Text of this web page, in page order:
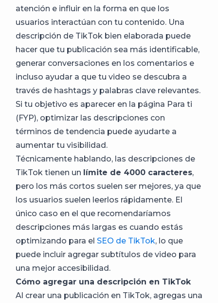
atención e influir en la forma en que los
usuarios interactúan con tu contenido. Una
descripción de TikTok bien elaborada puede
hacer que tu publicación sea más identificable,
generar conversaciones en los comentarios e
incluso ayudar a que tu video se descubra a
través de hashtags y palabras clave relevantes.
Si tu objetivo es aparecer en la página Para ti
(FYP), optimizar las descripciones con
términos de tendencia puede ayudarte a
aumentar tu visibilidad.
Técnicamente hablando, las descripciones de
TikTok tienen un límite de 4000 caracteres,
pero los más cortos suelen ser mejores, ya que
los usuarios suelen leerlos rápidamente. El
único caso en el que recomendaríamos
descripciones más largas es cuando estás
optimizando para el SEO de TikTok, lo que
puede incluir agregar subtítulos de video para
una mejor accesibilidad.
Cómo agregar una descripción en TikTok
Al crear una publicación en TikTok, agregas una